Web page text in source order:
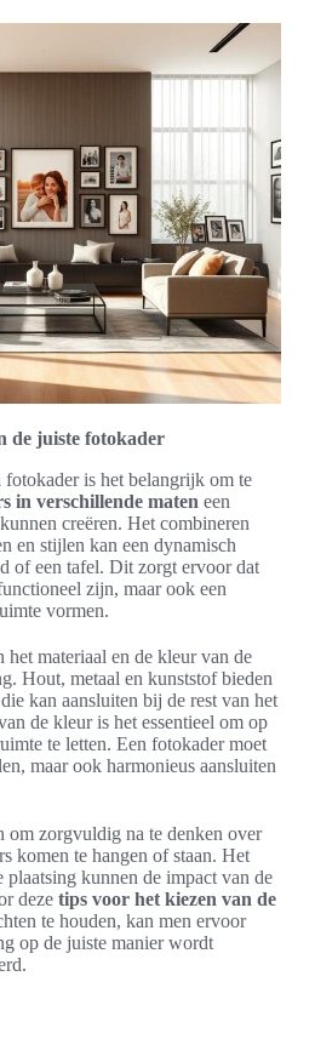
de juiste fotokader
fotokader is het belangrijk om te
in verschillende maten een
creëren. Het combineren
en stijlen kan een dynamisch
of een tafel. Dit zorgt ervoor dat
zijn, maar ook een
vormen.
het materiaal en de kleur van de
Hout, metaal en kunststof bieden
kan aansluiten bij de rest van het
de kleur is het essentieel om op
te letten. Een fotokader moet
maar ook harmonieus aansluiten
om zorgvuldig na te denken over
komen te hangen of staan. Het
kunnen de impact van de
deze tips voor het kiezen van de
te houden, kan men ervoor
op de juiste manier wordt